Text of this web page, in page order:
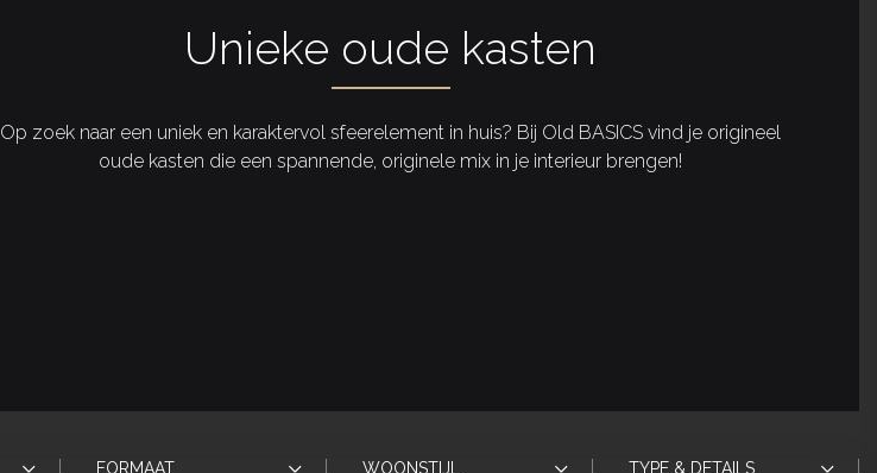
Unieke oude kasten
Op zoek naar een uniek en karaktervol sfeerelement in huis? Bij Old BASICS vind je origineel
oude kasten die een spannende, originele mix in je interieur brengen!
FORMAAT WOONSTIJL TYPE & DETAILS